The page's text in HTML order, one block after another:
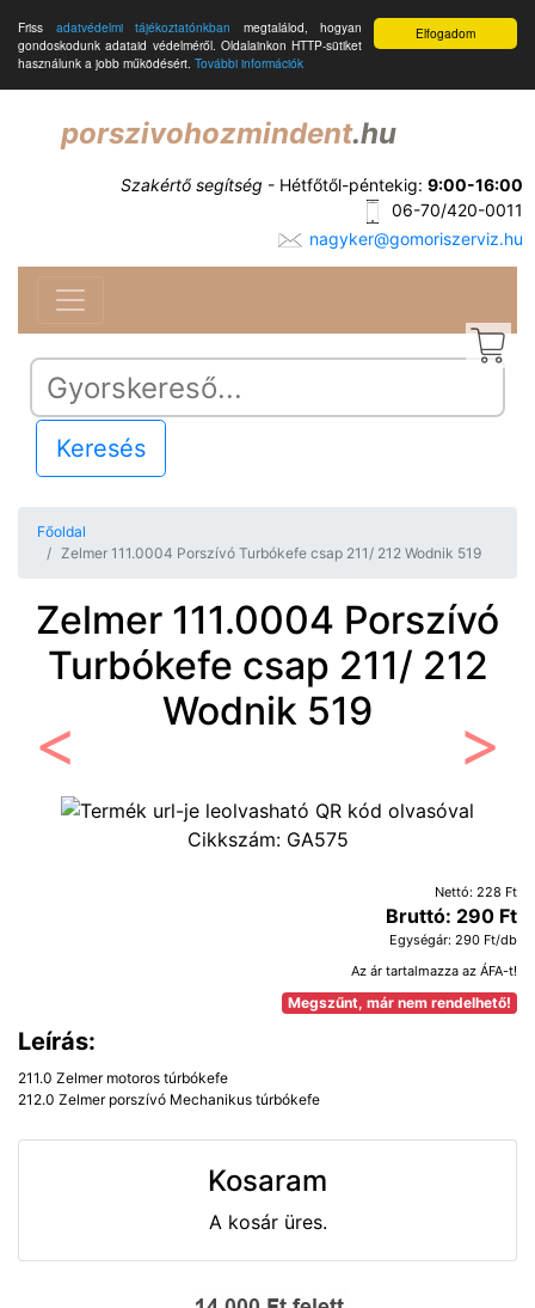
Elfogadom
Friss adatvédelmi tájékoztatónkban megtalálod, hogyan
gondoskodunk adataid védelméről. Oldalainkon HTTP-sütiket
használunk a jobb működésért. További információk
porszivohozmindent.hu
Szakértő segítség - Hétfőtől-péntekig: 9:00-16:00
06-70/420-0011
nagyker@gomoriszerviz.hu
Keresés
Főoldal
Zelmer 111.0004 Porszívó Turbókefe csap 211/ 212 Wodnik 519
Zelmer 111.0004 Porszívó
Turbókefe csap 211/ 212
Wodnik 519
Előző
Cikkszám: GA575
Nettó: 228 Ft
Bruttó: 290 Ft
Egységár: 290 Ft/db
Az ár tartalmazza az ÁFA-t!
Megszűnt, már nem rendelhető!
Leírás:
211.0 Zelmer motoros túrbókefe
212.0 Zelmer porszívó Mechanikus túrbókefe
Kosaram
A kosár üres.